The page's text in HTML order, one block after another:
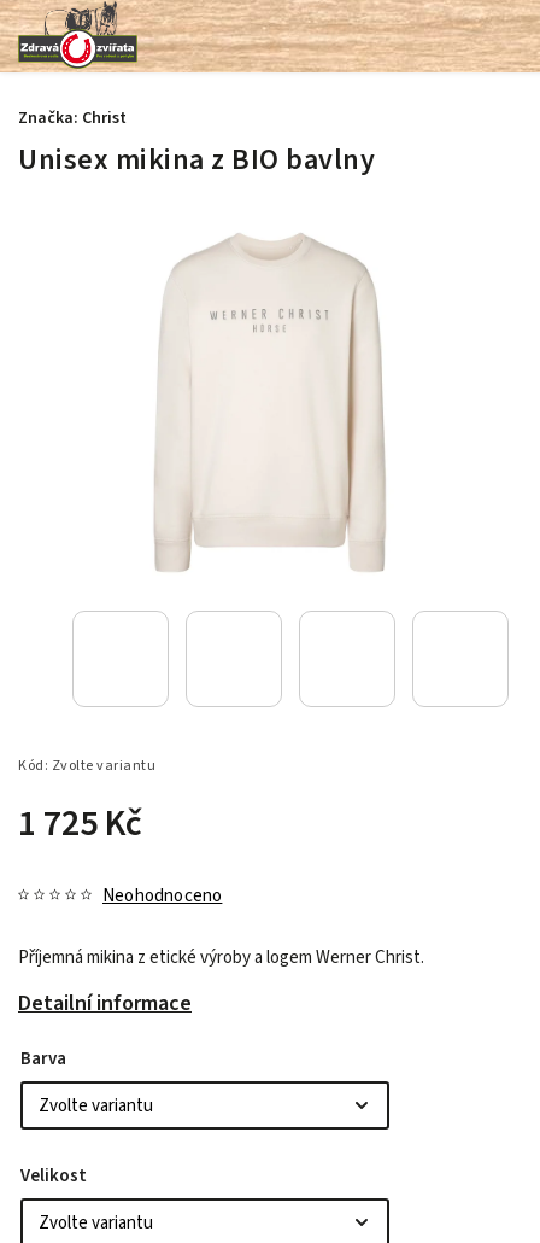
Unisex mikina z BIO bavlny
Kód: Zvolte variantu
1 725 Kč
Neohodnoceno
Příjemná mikina z etické výroby a logem Werner Christ.
Detailní informace
Značka: Christ
Barva
Velikost